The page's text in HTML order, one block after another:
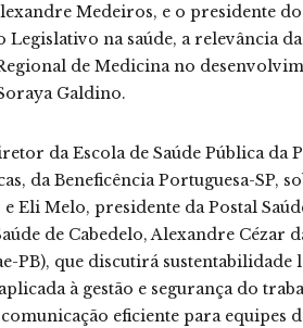
Medeiros, e o presidente
na saúde, a relevância
de Medicina no
Galdino.
da Escola de Saúde Pública da
da Beneficência Portuguesa-SP,
Eli Melo, presidente da Postal
de Cabedelo, Alexandre Cézar
PB), que discutirá sustentabilidade
à gestão e segurança do
eficiente para equipes